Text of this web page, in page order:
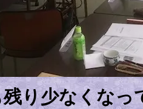
り少なくなっ